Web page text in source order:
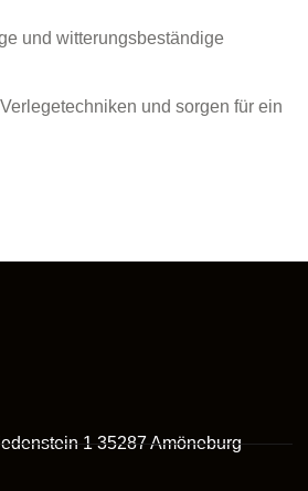
und witterungsbeständige
und sorgen für ein
1 35287 Amöneburg